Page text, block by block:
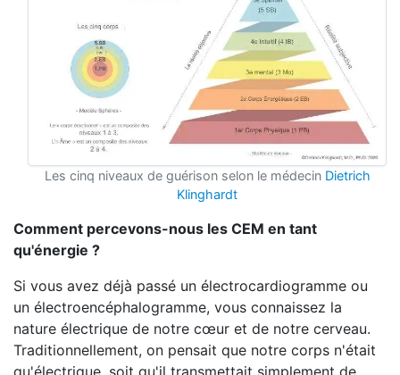
Les cinq niveaux de guérison selon le médecin Dietrich
Klinghardt
Comment percevons-nous les CEM en tant
qu'énergie ?
Si vous avez déjà passé un électrocardiogramme ou
un électroencéphalogramme, vous connaissez la
nature électrique de notre cœur et de notre cerveau.
Traditionnellement, on pensait que notre corps n'était
qu'électrique, soit qu'il transmettait simplement de